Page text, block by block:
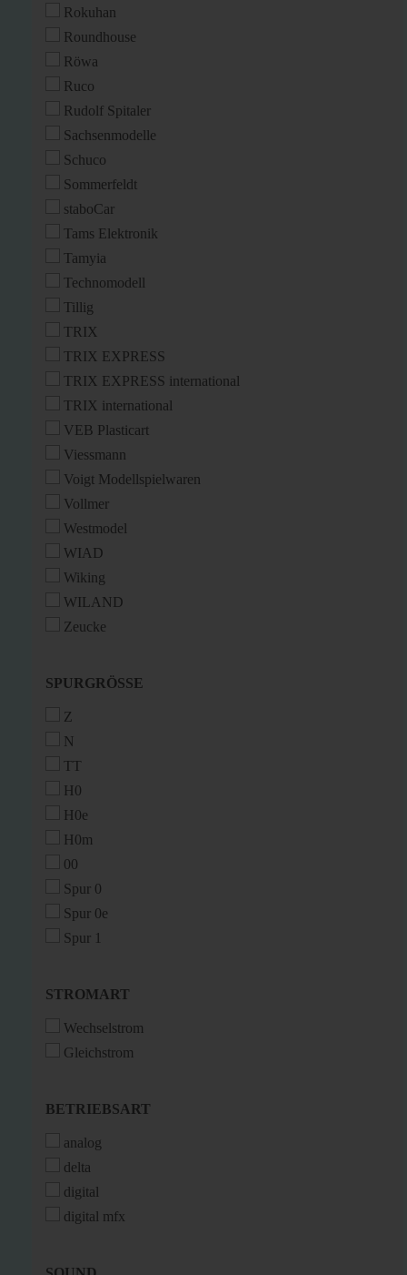
Rokuhan
Roundhouse
Röwa
Ruco
Rudolf Spitaler
Sachsenmodelle
Schuco
Sommerfeldt
staboCar
Tams Elektronik
Tamyia
Technomodell
Tillig
TRIX
TRIX EXPRESS
TRIX EXPRESS international
TRIX international
VEB Plasticart
Viessmann
Voigt Modellspielwaren
Vollmer
Westmodel
WIAD
Wiking
WILAND
Zeucke
SPURGRÖSSE
SPURGRÖSSE
Z
N
TT
H0
H0e
H0m
00
Spur 0
Spur 0e
Spur 1
STROMART
STROMART
Wechselstrom
Gleichstrom
BETRIEBSART
BETRIEBSART
analog
delta
digital
digital mfx
SOUND